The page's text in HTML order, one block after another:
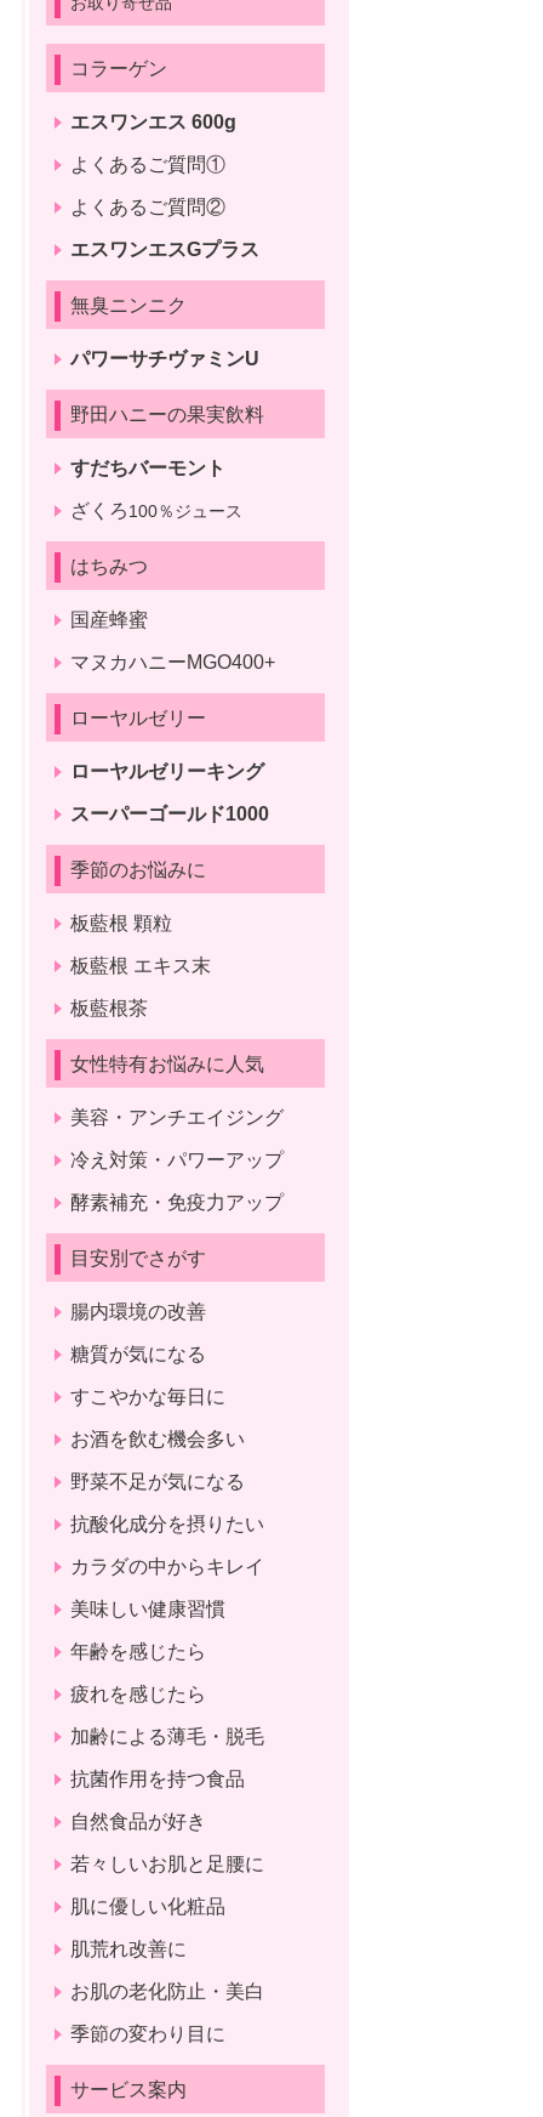
コラーゲン
エスワンエス 600g
よくあるご質問①
よくあるご質問②
エスワンエスGプラス
無臭ニンニク
パワーサチヴァミンU
野田ハニーの果実飲料
すだちバーモント
ざくろ100％ジュース
はちみつ
国産蜂蜜
マヌカハニーMGO400+
ローヤルゼリー
ローヤルゼリーキング
スーパーゴールド1000
季節のお悩みに
板藍根 顆粒
板藍根 エキス末
板藍根茶
女性特有お悩みに人気
美容・アンチエイジング
冷え対策・パワーアップ
酵素補充・免疫力アップ
目安別でさがす
腸内環境の改善
糖質が気になる
すこやかな毎日に
お酒を飲む機会多い
野菜不足が気になる
抗酸化成分を摂りたい
カラダの中からキレイ
美味しい健康習慣
年齢を感じたら
疲れを感じたら
加齢による薄毛・脱毛
抗菌作用を持つ食品
自然食品が好き
若々しいお肌と足腰に
肌に優しい化粧品
肌荒れ改善に
お肌の老化防止・美白
季節の変わり目に
サービス案内